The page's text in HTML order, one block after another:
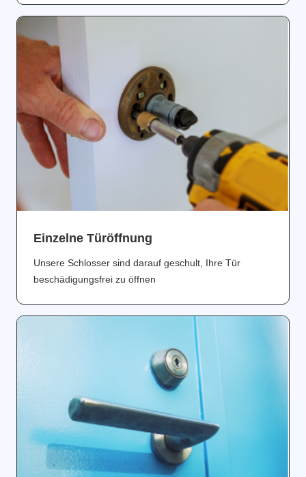
Einzelne Türöffnung
Unsere Schlosser sind darauf geschult, Ihre Tür
beschädigungsfrei zu öffnen